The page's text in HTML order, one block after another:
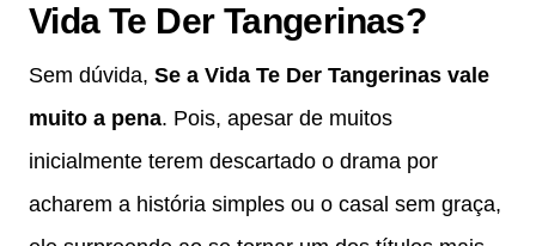
Vida Te Der Tangerinas?
Sem dúvida, Se a Vida Te Der Tangerinas vale
muito a pena. Pois, apesar de muitos
inicialmente terem descartado o drama por
acharem a história simples ou o casal sem graça,